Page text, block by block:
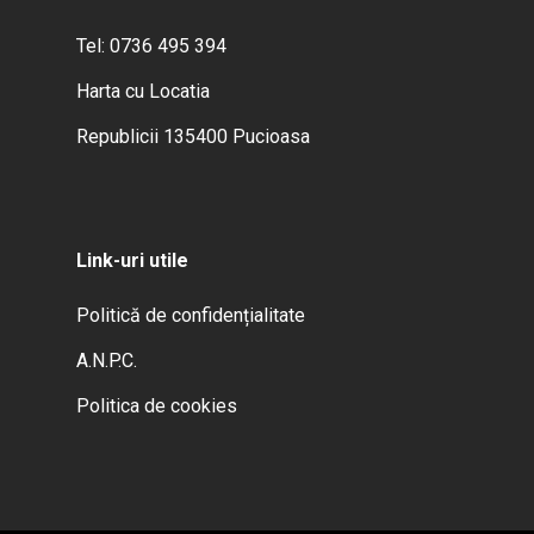
Tel: 0736 495 394
Harta cu Locatia
Republicii 135400 Pucioasa
Link-uri utile
Politică de confidențialitate
A.N.P.C.
Politica de cookies